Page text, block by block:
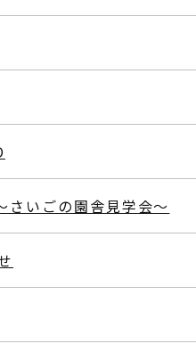
さいごの園舎見学会～